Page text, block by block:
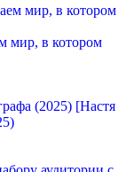
мир, в котором
[Настя